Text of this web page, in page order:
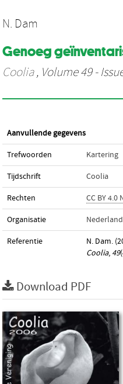
N. Dam
Genoeg
Coolia, Volume 49 -
Aanvullende gegevens
Trefwoorden Kartering
Tijdschrift Coolia
Rechten CC BY
Organisatie
Referentie
N. Dam.
Coolia, 49
Download PDF